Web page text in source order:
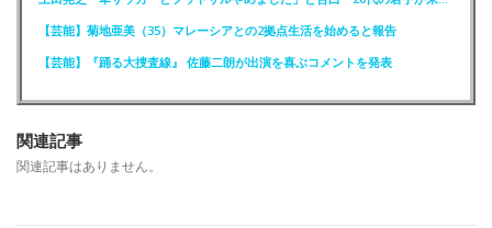
【芸能】菊地亜美（35）マレーシアとの2拠点生活を始めると報告
【芸能】『踊る大捜査線』 佐藤二朗が出演を喜ぶコメントを発表
関連記事
関連記事はありません。